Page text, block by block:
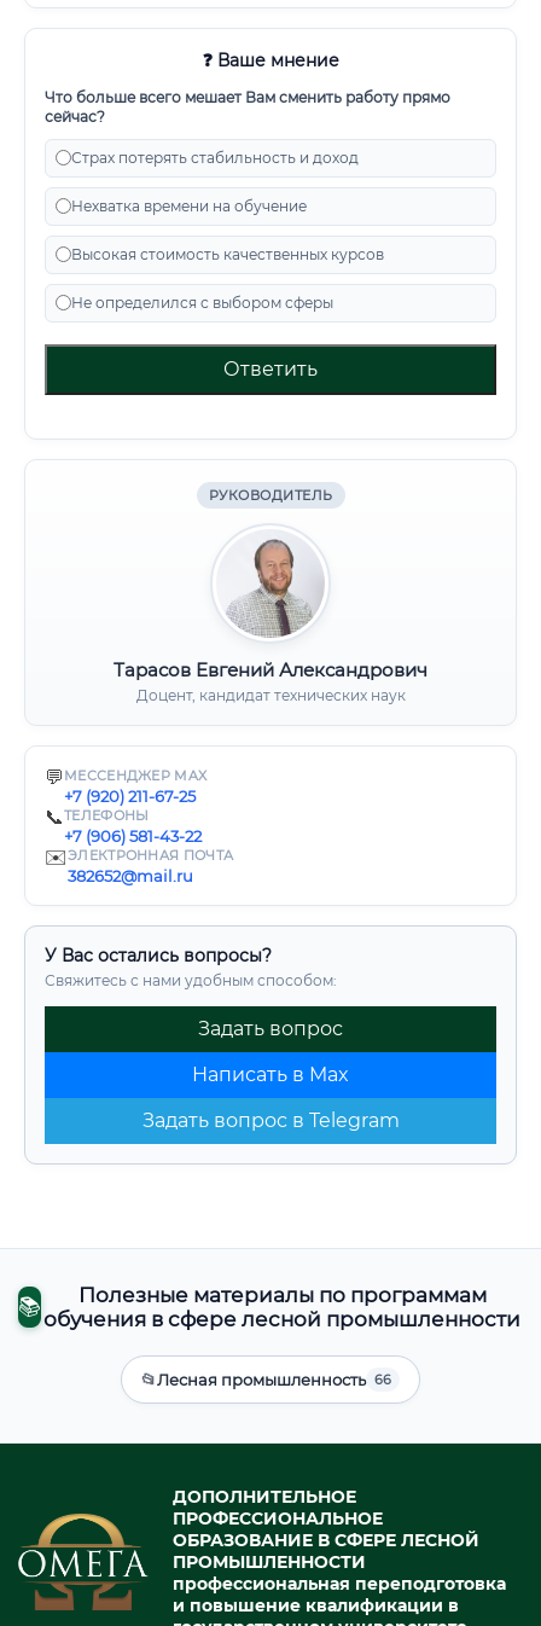
❓ Ваше мнение
Что больше всего мешает Вам сменить работу прямо
сейчас?
Страх потерять стабильность и доход
Нехватка времени на обучение
Высокая стоимость качественных курсов
Не определился с выбором сферы
Ответить
РУКОВОДИТЕЛЬ
Тарасов Евгений Александрович
Доцент, кандидат технических наук
💬 МЕССЕНДЖЕР MAX
+7 (920) 211-67-25
📞ТЕЛЕФОНЫ
+7 (906) 581-43-22
✉️ЭЛЕКТРОННАЯ ПОЧТА
382652@mail.ru
У Вас остались вопросы?
Свяжитесь с нами удобным способом:
Задать вопрос
Написать в Max
Задать вопрос в Telegram
📚
Полезные материалы по программам
обучения в сфере лесной промышленности
📂Лесная промышленность 66
ДОПОЛНИТЕЛЬНОЕ
ПРОФЕССИОНАЛЬНОЕ
ОБРАЗОВАНИЕ В СФЕРЕ ЛЕСНОЙ
ПРОМЫШЛЕННОСТИ
профессиональная переподготовка
и повышение квалификации в